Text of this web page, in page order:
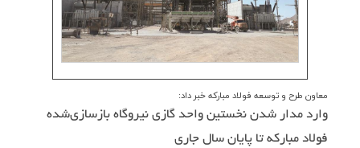
سهامداران
ارتباط با ما
معاون طرح و توسعه فولاد مبارکه خبر داد:
وارد مدار شدن نخستین واحد گازی نیروگاه بازسازی‌شده
فولاد مباركه تا پایان سال جاری